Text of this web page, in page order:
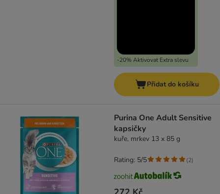
-20% Aktivovat Extra slevu
Přidat do košíku
Purina One Adult Sensitive
kapsičky
kuře, mrkev 13 x 85 g
Rating: 5/5 (2)